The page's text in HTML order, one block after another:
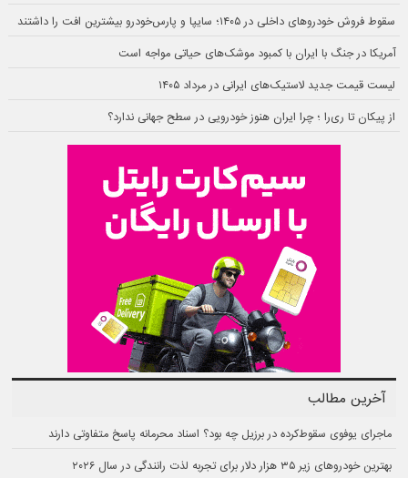
سقوط فروش خودروهای داخلی در ۱۴۰۵؛ سایپا و پارس‌خودرو بیشترین افت را داشتند
آمریکا در جنگ با ایران با کمبود موشک‌های حیاتی مواجه است
لیست قیمت جدید لاستیک‌های ایرانی در مرداد ۱۴۰۵
از پیکان تا ری‌را ؛ چرا ایران هنوز خودرویی در سطح جهانی ندارد؟
آخرین مطالب
ماجرای یوفوی سقوط‌کرده در برزیل چه بود؟ اسناد محرمانه پاسخ متفاوتی دارند
بهترین خودروهای زیر ۳۵ هزار دلار برای تجربه لذت رانندگی در سال ۲۰۲۶